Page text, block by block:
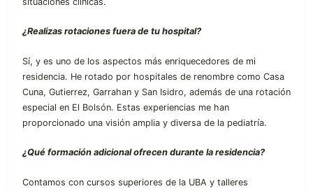
¿Realizas rotaciones fuera de tu hospital?
Sí, y es uno de los aspectos más enriquecedores de mi
residencia. He rotado por hospitales de renombre como Casa
Cuna, Gutierrez, Garrahan y San Isidro, además de una rotación
especial en El Bolsón. Estas experiencias me han
proporcionado una visión amplia y diversa de la pediatría.
¿Qué formación adicional ofrecen durante la residencia?
Contamos con cursos superiores de la UBA y talleres